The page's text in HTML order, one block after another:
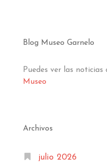
Blog Museo Garnelo
Puedes ver las noticias
Museo
Archivos
julio 2026